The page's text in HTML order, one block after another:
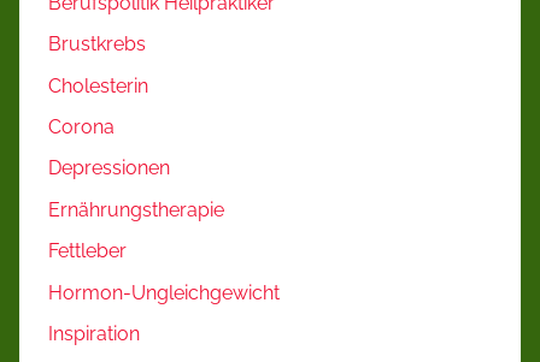
Brustkrebs
Cholesterin
Corona
Depressionen
Ernährungstherapie
Fettleber
Hormon-Ungleichgewicht
Inspiration